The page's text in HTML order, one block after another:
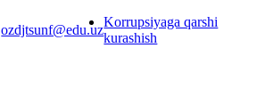
ozdjtsunf@edu.uz
Korrupsiyaga qarshi
kurashish